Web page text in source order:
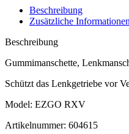
Beschreibung
Zusätzliche Informationen
Beschreibung
Gummimanschette,
Schützt das Lenkgetriebe vor
Model: EZGO RXV
Artikelnummer: 604615